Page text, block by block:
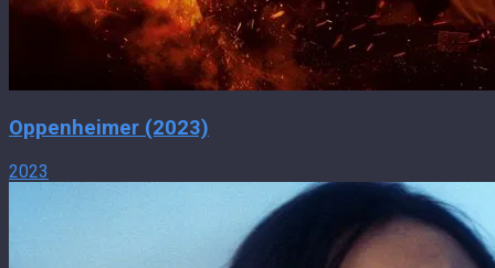
Oppenheimer (2023)
2023